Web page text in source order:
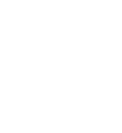
de